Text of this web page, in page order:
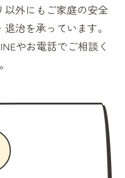
以外にもご家庭の安全
治を承っています。
やお電話でご相談く